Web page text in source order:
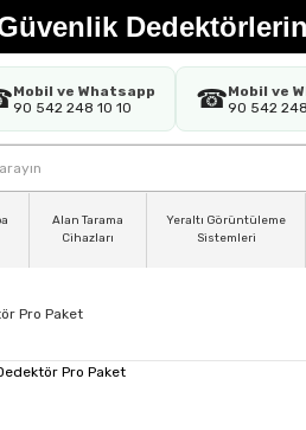
Mobil ve Whatsapp
90 542 248 10 10
☎Mobil ve
90 542
Alan Tarama
Cihazları
Yeraltı Görüntüleme
Sistemleri
Pro Paket